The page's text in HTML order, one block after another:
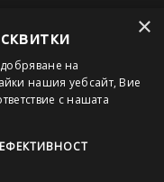
×
на
нашия уебсайт, Вие
с нашата
ЕФЕКТИВНОСТ